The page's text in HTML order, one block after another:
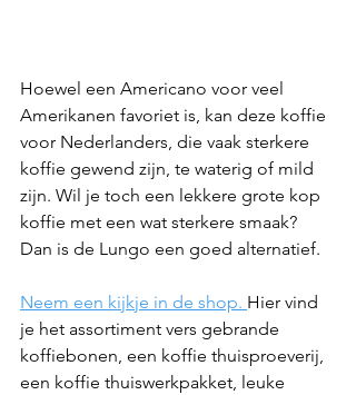
Hoewel een Americano voor veel
Amerikanen favoriet is, kan deze koffie
voor Nederlanders, die vaak sterkere
koffie gewend zijn, te waterig of mild
zijn. Wil je toch een lekkere grote kop
koffie met een wat sterkere smaak?
Dan is de Lungo een goed alternatief.
Neem een kijkje in de shop. Hier vind
je het assortiment vers gebrande
koffiebonen, een koffie thuisproeverij,
een koffie thuiswerkpakket, leuke